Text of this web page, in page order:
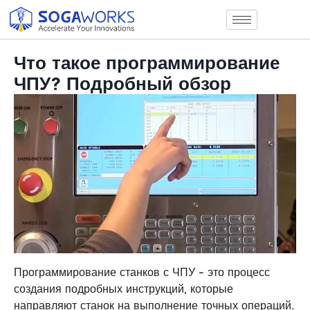
Что такое программирование
ЧПУ? Подробный обзор
Программирование станков с ЧПУ - это процесс
создания подробных инструкций, которые
направляют станок на выполнение точных операций.